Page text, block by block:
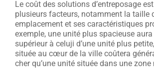
Le coût des solutions d’entreposage
plusieurs facteurs, notamment la taille
emplacement et ses caractéristiques
exemple, une unité plus spacieuse
supérieur à celuji d’une unité plus
située au cœur de la ville coûtera
cher qu’une unité située dans une